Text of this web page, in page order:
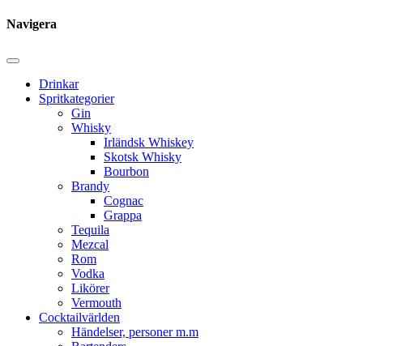
Navigera
Drinkar
Spritkategorier
Gin
Whisky
Irländsk Whiskey
Skotsk Whisky
Bourbon
Brandy
Cognac
Grappa
Tequila
Mezcal
Rom
Vodka
Likörer
Vermouth
Cocktailvärlden
Händelser, personer m.m